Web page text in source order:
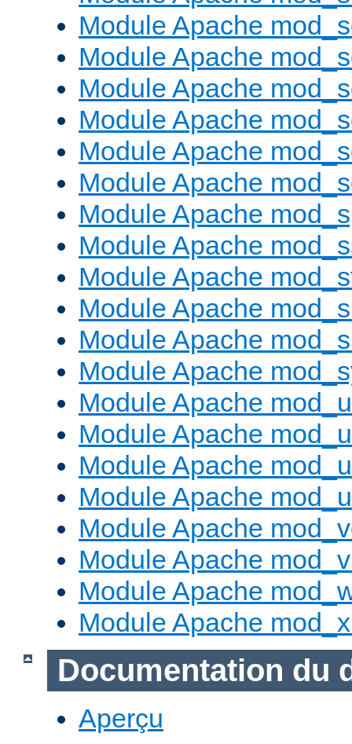
Module Apache
Module Apache
Module Apache
Module Apache
Module Apache
Module Apache
Module Apache
Module Apache
Module Apache
Module Apache
Module Apache
Module Apache
Module Apache
Module Apache
Module Apache
Module Apache
Module Apache
Module Apache
Module Apache
Module Apache
Documentation du
Aperçu